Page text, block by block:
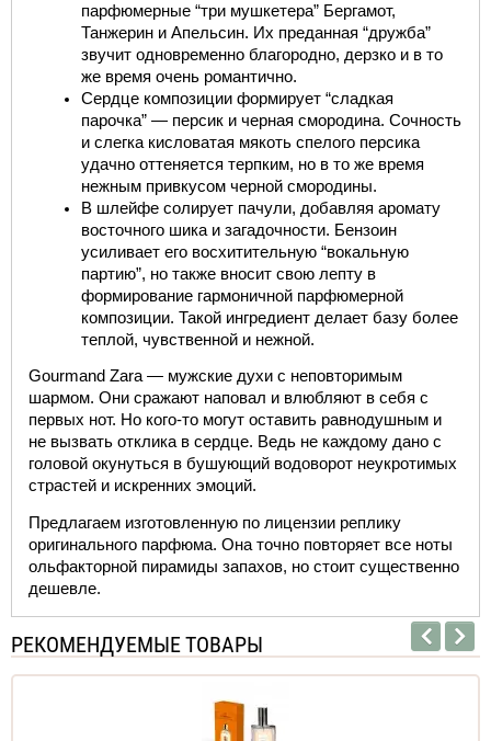
парфюмерные “три мушкетера” Бергамот,
Танжерин и Апельсин. Их преданная “дружба”
звучит одновременно благородно, дерзко и в то
же время очень романтично.
Сердце композиции формирует “сладкая
парочка” — персик и черная смородина. Сочность
и слегка кисловатая мякоть спелого персика
удачно оттеняется терпким, но в то же время
нежным привкусом черной смородины.
В шлейфе солирует пачули, добавляя аромату
восточного шика и загадочности. Бензоин
усиливает его восхитительную “вокальную
партию”, но также вносит свою лепту в
формирование гармоничной парфюмерной
композиции. Такой ингредиент делает базу более
теплой, чувственной и нежной.
Gourmand Zara — мужские духи с неповторимым
шармом. Они сражают наповал и влюбляют в себя с
первых нот. Но кого-то могут оставить равнодушным и
не вызвать отклика в сердце. Ведь не каждому дано с
головой окунуться в бушующий водоворот неукротимых
страстей и искренних эмоций.
Предлагаем изготовленную по лицензии реплику
оригинального парфюма. Она точно повторяет все ноты
ольфакторной пирамиды запахов, но стоит существенно
дешевле.
РЕКОМЕНДУЕМЫЕ ТОВАРЫ